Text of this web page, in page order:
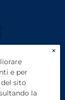
×
e per
sito
la